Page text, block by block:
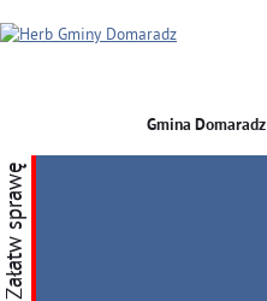
GMINA DOMARADZ
Gmina Domaradz
Załatw sprawę